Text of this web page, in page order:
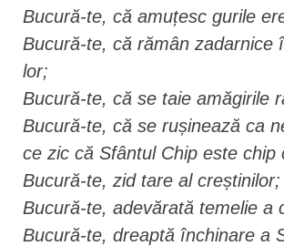
Bucură-te, că amuțesc gurile
Bucură-te, că rămân zadarnice
lor;
Bucură-te, că se taie amăgirile
Bucură-te, că se rușinează ca
ce zic că Sfântul Chip este chip
Bucură-te, zid tare al creștinilor;
Bucură-te, adevărată temelie a
Bucură-te, dreaptă închinare a